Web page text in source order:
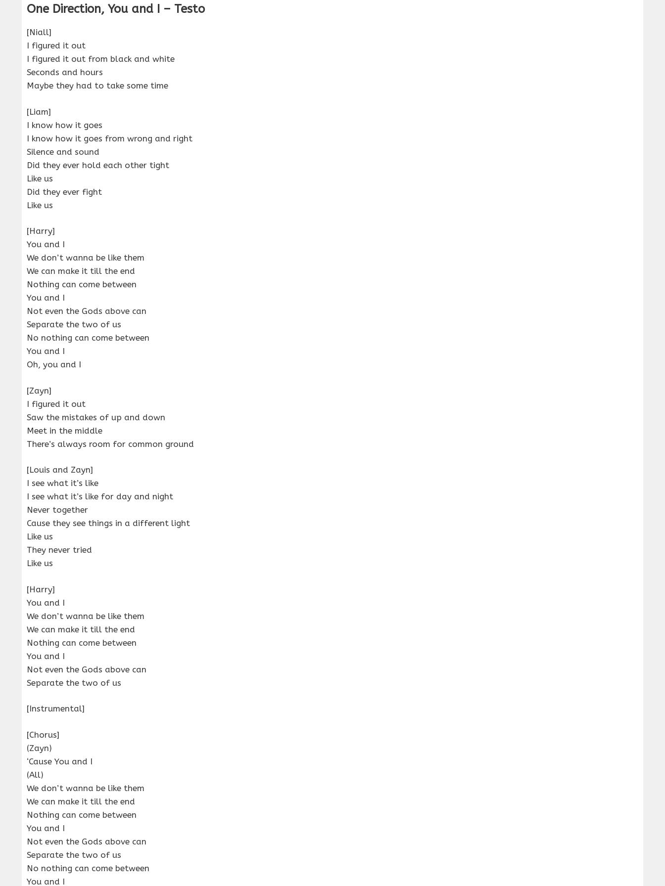
One Direction, You and I – Testo
[Niall]
I figured it out
I figured it out from black and white
Seconds and hours
Maybe they had to take some time
[Liam]
I know how it goes
I know how it goes from wrong and right
Silence and sound
Did they ever hold each other tight
Like us
Did they ever fight
Like us
[Harry]
You and I
We don’t wanna be like them
We can make it till the end
Nothing can come between
You and I
Not even the Gods above can
Separate the two of us
No nothing can come between
You and I
Oh, you and I
[Zayn]
I figured it out
Saw the mistakes of up and down
Meet in the middle
There’s always room for common ground
[Louis and Zayn]
I see what it’s like
I see what it’s like for day and night
Never together
Cause they see things in a different light
Like us
They never tried
Like us
[Harry]
You and I
We don’t wanna be like them
We can make it till the end
Nothing can come between
You and I
Not even the Gods above can
Separate the two of us
[Instrumental]
[Chorus]
(Zayn)
‘Cause You and I
(All)
We don’t wanna be like them
We can make it till the end
Nothing can come between
You and I
Not even the Gods above can
Separate the two of us
No nothing can come between
You and I